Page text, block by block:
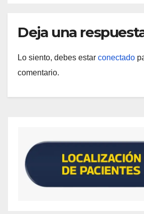
Deja una
Lo siento, debes estar conectado
comentario.